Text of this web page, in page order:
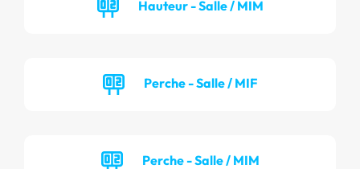
Hauteur - Salle / MIM
Perche - Salle / MIF
Perche - Salle / MIM